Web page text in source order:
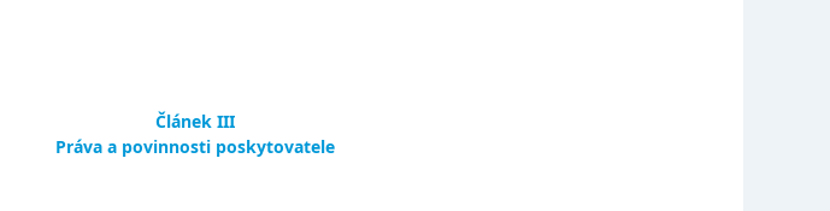
Článek III
Práva a povinnosti poskytovatele